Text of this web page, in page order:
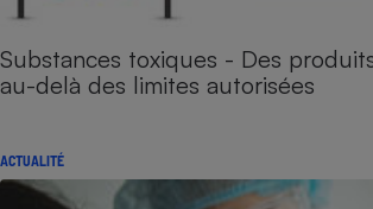
Substances toxiques - Des
au-delà des limites autorisées
ACTUALITÉ